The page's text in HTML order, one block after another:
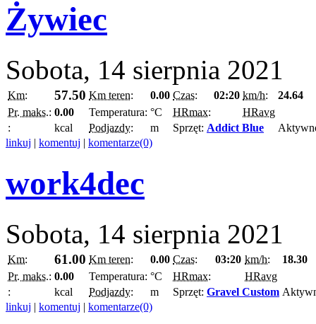
Żywiec
Sobota, 14 sierpnia 2021
Km: 57.50 Km teren: 0.00 Czas: 02:20 km/h:
24.64
Pr. maks.: 0.00 Temperatura: °C HRmax:
HRavg
:
kcal Podjazdy: m Sprzęt: Addict Blue
linkuj | komentuj | komentarze(0)
work4dec
Sobota, 14 sierpnia 2021
Km: 61.00 Km teren: 0.00 Czas: 03:20 km/h:
18.30
Pr. maks.: 0.00 Temperatura: °C HRmax:
HRavg
:
kcal Podjazdy: m Sprzęt: Gravel Custom
linkuj | komentuj | komentarze(0)